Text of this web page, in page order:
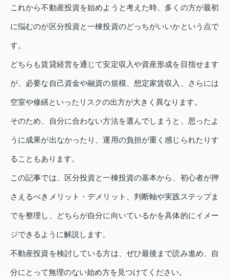
これから不動産投資を始めようと考えた時、多くの方が最初
に悩むのが区分投資と一棟投資のどっちがいいかという点で
す。
どちらも賃貸経営を通じて安定収入や資産形成を目指せます
が、必要な自己資金や融資の規模、想定家賃収入、さらには
空室や修繕といったリスクの出方が大きく異なります。
そのため、自分に合わない方法を選んでしまうと、思ったよ
うに成果が出なかったり、運用の負担が重く感じられたりす
ることもあります。
この記事では、区分投資と一棟投資の基本から、初心者が押
さえるべきメリット・デメリット、判断軸や実践ステップま
でを整理し、どちらが自分に向いているかを具体的にイメー
ジできるように解説します。
不動産投資を検討している方は、ぜひ最後まで読み進め、自
分にとって無理のない始め方を見つけてください。